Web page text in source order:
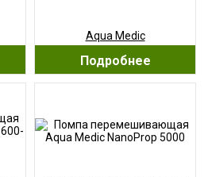
Aqua Medic
Подробнее